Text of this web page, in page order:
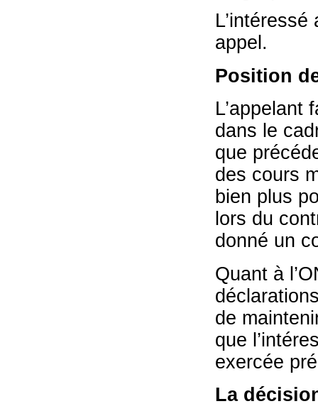
appel.
Position
L’appelant
dans le
que
des cours
bien plus
lors du
donné un
Quant à
de
que
exercée
La